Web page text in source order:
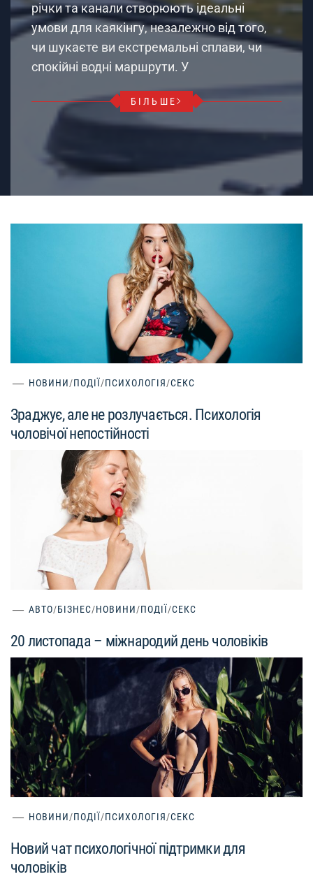
річки та канали створюють ідеальні
умови для каякінгу, незалежно від того,
чи шукаєте ви екстремальні сплави, чи
спокійні водні маршрути. У
БІЛЬШЕ
НОВИНИ/ПОДІЇ/ПСИХОЛОГІЯ/СЕКС
Зраджує, але не розлучається. Психологія
чоловічої непостійності
АВТО/БІЗНЕС/НОВИНИ/ПОДІЇ/СЕКС
20 листопада – міжнародий день чоловіків
НОВИНИ/ПОДІЇ/ПСИХОЛОГІЯ/СЕКС
Новий чат психологічної підтримки для
чоловіків